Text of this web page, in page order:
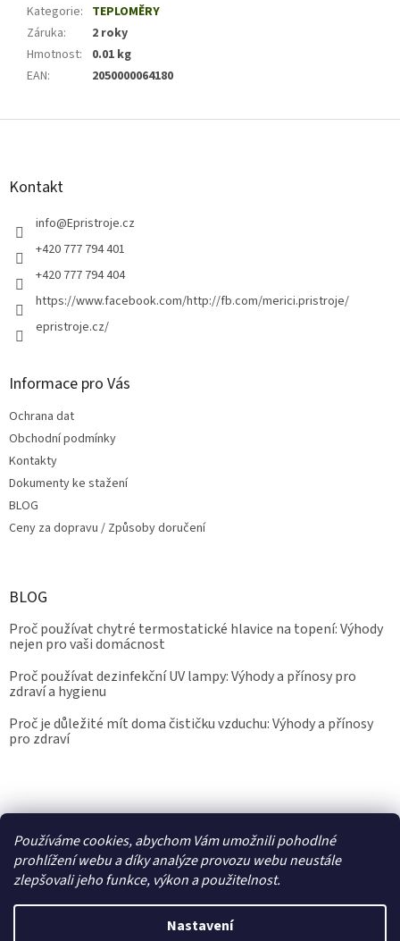
Používáme cookies, abychom Vám umožnili pohodlné
prohlížení webu a díky analýze provozu webu neustále
zlepšovali jeho funkce, výkon a použitelnost.
Nastavení
Kategorie: TEPLOMĚRY
Záruka:
2 roky
Hmotnost:
0.01 kg
EAN: 2050000064180
Z
Kontakt
info@Epristroje.cz
+420 777 794 401
+420 777 794 404
https://www.facebook.com/http://fb.com/merici.pristroje/
epristroje.cz/
Informace pro Vás
Ochrana dat
Obchodní podmínky
Kontakty
Dokumenty ke stažení
BLOG
Ceny za dopravu / Způsoby doručení
BLOG
Proč používat chytré termostatické hlavice na topení: Výhody
nejen pro vaši domácnost
Proč používat dezinfekční UV lampy: Výhody a přínosy pro
zdraví a hygienu
Proč je důležité mít doma čističku vzduchu: Výhody a přínosy
pro zdraví